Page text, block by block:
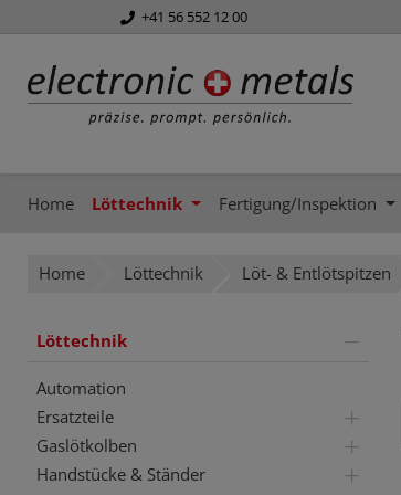
Zur Hauptnavigation springen
+41 56 552 12 00
Home Löttechnik Fertigung/Inspektion
Home Löttechnik Löt- & Entlötspitzen
Löttechnik
Automation
Ersatzteile
Gaslötkolben
Handstücke & Ständer